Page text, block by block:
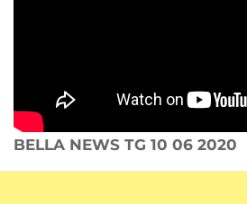
BELLA NEWS TG 10 06 2020